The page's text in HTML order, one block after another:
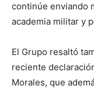
continúe enviando
academia militar y
El Grupo resaltó
reciente
Morales, que